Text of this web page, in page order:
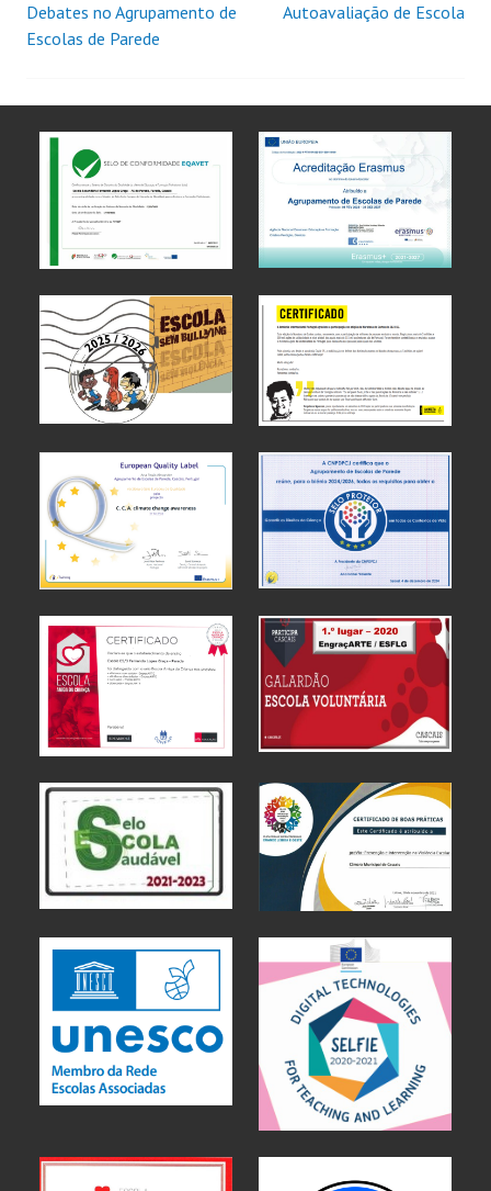
Debates no Agrupamento de
Escolas de Parede
Autoavaliação de Escola